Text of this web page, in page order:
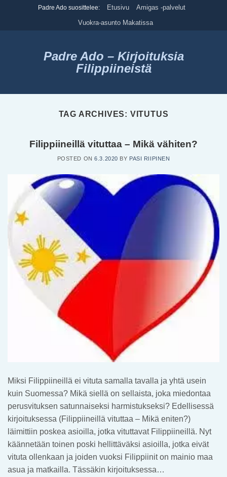
Padre Ado suosittelee: Etusivu
Amigas -palvelut
Vuokra-asunto Makatissa
Padre Ado – Kirjoituksia
Filippiineistä
TAG ARCHIVES: VITUTUS
Filippiineillä vituttaa – Mikä vähiten?
POSTED ON6.3.2020 BY PASI RIIPINEN
Miksi Filippiineillä ei vituta samalla tavalla ja yhtä usein
kuin Suomessa? Mikä siellä on sellaista, joka miedontaa
perusvituksen satunnaiseksi harmistukseksi? Edellisessä
kirjoituksessa (Filippiineillä vituttaa – Mikä eniten?)
läimittiin poskea asioilla, jotka vituttavat Filippiineillä. Nyt
käännetään toinen poski hellittäväksi asioilla, jotka eivät
vituta ollenkaan ja joiden vuoksi Filippiinit on mainio maa
asua ja matkailla. Tässäkin kirjoituksessa…